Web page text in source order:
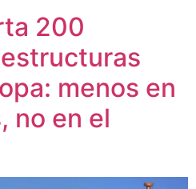
200
menos en
no en el